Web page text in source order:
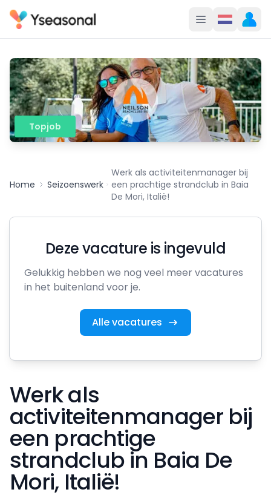
Topjob
Home Seizoenswerk
Werk als activiteitenmanager bij
een prachtige strandclub in Baia
De Mori, Italië!
Deze vacature is ingevuld
Gelukkig hebben we nog veel meer vacatures
in het buitenland voor je.
Alle vacatures
Werk als
activiteitenmanager bij
een prachtige
strandclub in Baia De
Mori, Italië!